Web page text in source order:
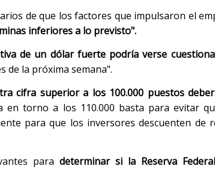
de que los factores que impulsaron el
inferiores a lo previsto".
de un dólar fuerte podría verse
de la próxima semana".
cifra superior a los 100.000 puestos
en torno a los 110.000 basta para evitar
para que los inversores descuenten de
para determinar si la Reserva